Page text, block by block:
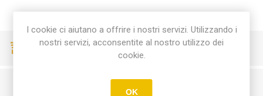
CONSEGNE VELOCI
I cookie ci aiutano a offrire i nostri servizi. Utilizzando i
nostri servizi, acconsentite al nostro utilizzo dei
cookie.
OK